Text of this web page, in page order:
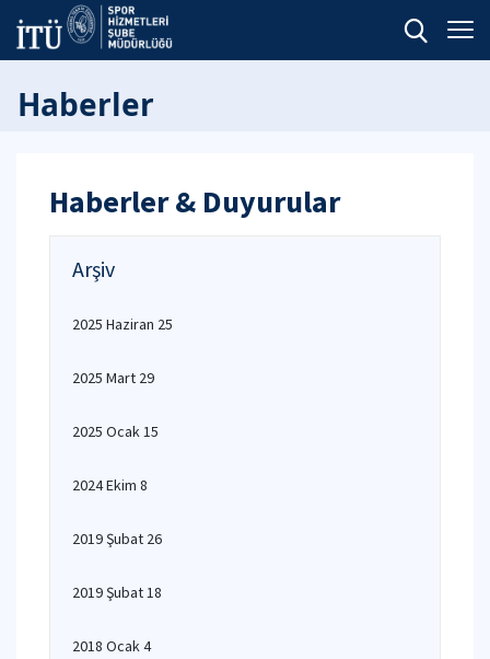
Haberler
Haberler & Duyurular
Arşiv
2025 Haziran 25
2025 Mart 29
2025 Ocak 15
2024 Ekim 8
2019 Şubat 26
2019 Şubat 18
2018 Ocak 4